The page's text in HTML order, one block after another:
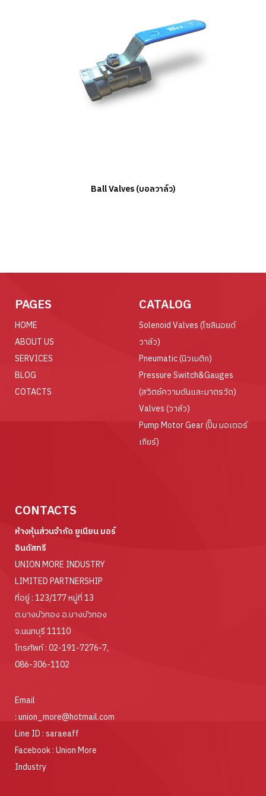
Ball Valves (บอลวาล์ว)
PAGES
HOME
ABOUT US
SERVICES
BLOG
COTACTS
CATALOG
Solenoid Valves (โซลินอยด์
วาล์ว)
Pneumatic (นิวเมติก)
Pressure Switch&Gauges
(สวิตช์ความดันและมาตรวัด)
Valves (วาล์ว)
Pump Motor Gear (ปั๊ม มอเตอร์
เกียร์)
CONTACTS
ห้างหุ้นส่วนจำกัด ยูเนียน มอร์
อินดัสทรี
UNION MORE INDUSTRY
LIMITED PARTNERSHIP
ที่อยู่ : 123/177 หมู่ที่ 13
ต.บางบัวทอง อ.บางบัวทอง
จ.นนทบุรี 11110
โทรศัพท์ :02-191-7276-7,
086-306-1102
Email
:union_more@hotmail.com
Line ID :saraeaff
Facebook :Union More
Industry